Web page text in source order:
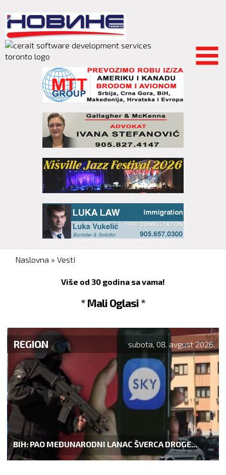
main
content
You are here
Naslovna » Vesti
Više od 30 godina sa vama!
* Mali Oglasi *
REGION subota, 08. avgust 2026.
BIH: PAO MEĐUNARODNI LANAC ŠVERCA DROGE...